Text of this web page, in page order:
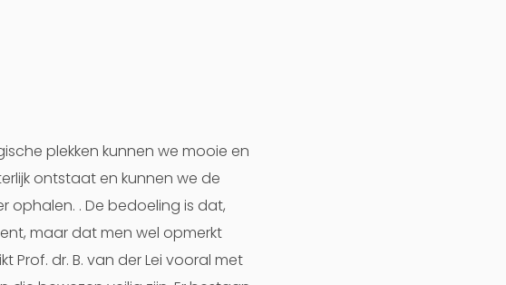
plekken kunnen we mooie en
ontstaat en kunnen we de
ophalen. . De bedoeling is dat,
maar dat men wel opmerkt
Prof. dr. B. van der Lei vooral met